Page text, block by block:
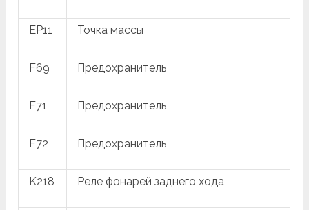
EP11 Точка массы
F69 Предохранитель
F71 Предохранитель
F72 Предохранитель
K218 Реле фонарей заднего хода